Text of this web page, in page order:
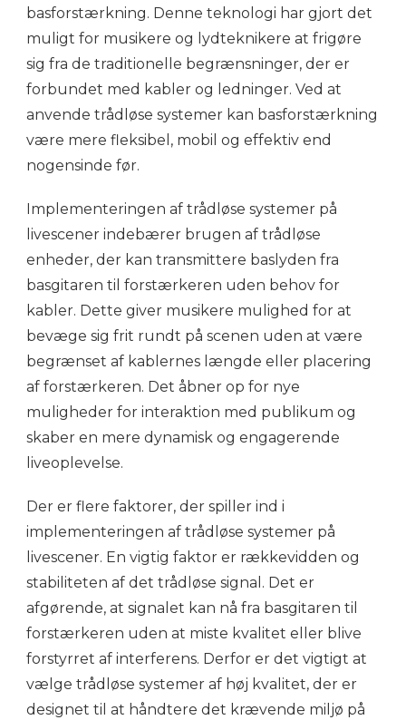
basforstærkning. Denne teknologi har gjort det
muligt for musikere og lydteknikere at frigøre
sig fra de traditionelle begrænsninger, der er
forbundet med kabler og ledninger. Ved at
anvende trådløse systemer kan basforstærkning
være mere fleksibel, mobil og effektiv end
nogensinde før.
Implementeringen af trådløse systemer på
livescener indebærer brugen af trådløse
enheder, der kan transmittere baslyden fra
basgitaren til forstærkeren uden behov for
kabler. Dette giver musikere mulighed for at
bevæge sig frit rundt på scenen uden at være
begrænset af kablernes længde eller placering
af forstærkeren. Det åbner op for nye
muligheder for interaktion med publikum og
skaber en mere dynamisk og engagerende
liveoplevelse.
Der er flere faktorer, der spiller ind i
implementeringen af trådløse systemer på
livescener. En vigtig faktor er rækkevidden og
stabiliteten af det trådløse signal. Det er
afgørende, at signalet kan nå fra basgitaren til
forstærkeren uden at miste kvalitet eller blive
forstyrret af interferens. Derfor er det vigtigt at
vælge trådløse systemer af høj kvalitet, der er
designet til at håndtere det krævende miljø på